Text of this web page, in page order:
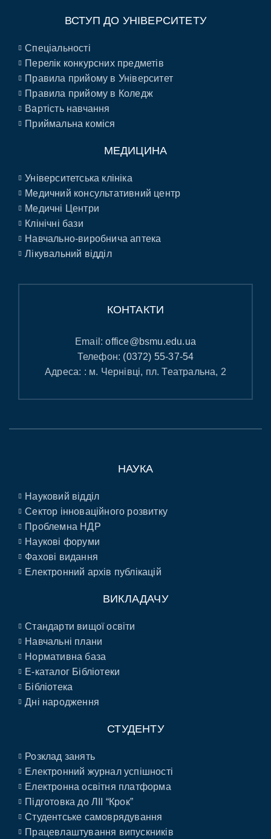
ВСТУП ДО УНІВЕРСИТЕТУ
Спеціальності
Перелік конкурсних предметів
Правила прийому в Університет
Правила прийому в Коледж
Вартість навчання
Приймальна коміся
МЕДИЦИНА
Університетська клініка
Медичний консультативний центр
Медичні Центри
Клінічні бази
Навчально-виробнича аптека
Лікувальний відділ
КОНТАКТИ
Email:office@bsmu.edu.ua
Телефон: (0372) 55-37-54
Адреса: : м. Чернівці, пл. Театральна, 2
НАУКА
Науковий відділ
Сектор інноваційного розвитку
Проблемна НДР
Наукові форуми
Фахові видання
Електронний архів публікацій
ВИКЛАДАЧУ
Стандарти вищої освіти
Навчальні плани
Нормативна база
E-каталог Бібліотеки
Бібліотека
Дні народження
СТУДЕНТУ
Розклад занять
Електронний журнал успішності
Електронна освітня платформа
Підготовка до ЛІІ “Крок”
Студентське самоврядування
Працевлаштування випускників